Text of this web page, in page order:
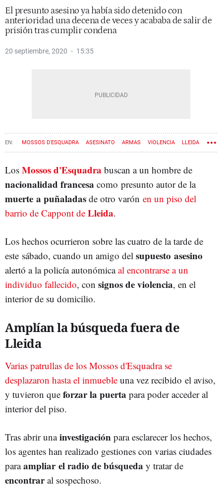
El presunto asesino ya había sido detenido con
anterioridad una decena de veces y acababa de salir de
prisión tras cumplir condena
20 septiembre, 2020 15:35
MOSSOS D'ESQUADRA ASESINATO ARMAS VIOLENCIA LLEIDA
Los Mossos d'Esquadra buscan a un hombre de
nacionalidad francesa como presunto autor de la
muerte a puñaladas de otro varón en un piso del
barrio de Cappont de Lleida.
Los hechos ocurrieron sobre las cuatro de la tarde de
este sábado, cuando un amigo del supuesto asesino
alertó a la policía autonómicaal encontrarse a un
individuo fallecido, con signos de violencia, en el
interior de su domicilio.
Amplían la búsqueda fuera de
Lleida
Varias patrullas de los Mossos d'Esquadra se
desplazaron hasta el inmueble una vez recibido el aviso,
y tuvieron que forzar la puerta para poder acceder al
interior del piso.
Tras abrir unainvestigación para esclarecer los hechos,
los agentes han realizado gestiones con varias ciudades
paraampliar el radio de búsqueda y tratar de
encontraral sospechoso.